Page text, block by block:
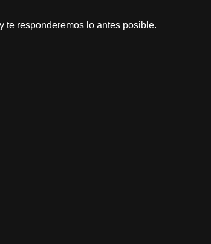
te responderemos lo antes posible.